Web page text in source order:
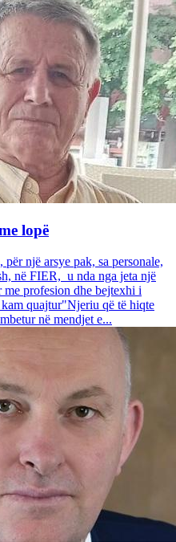
lopë
një arsye pak, sa personale,
në FIER, u nda nga jeta një
profesion dhe bejtexhi i
quajtur"Njeriu që të hiqte
në mendjet e...